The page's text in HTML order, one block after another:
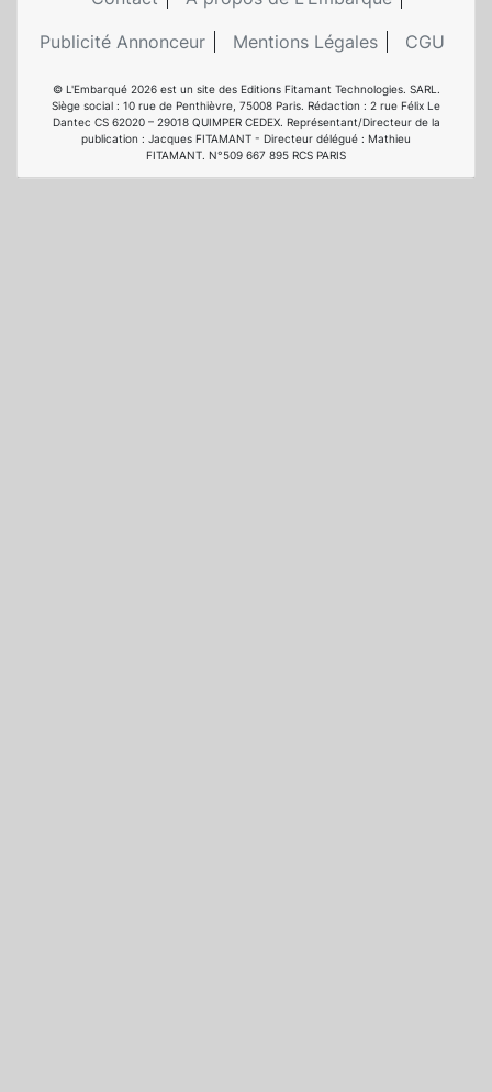
Publicité Annonceur
Mentions Légales CGU
© L'Embarqué 2026 est un site des Editions Fitamant Technologies. SARL.
Siège social : 10 rue de Penthièvre, 75008 Paris. Rédaction : 2 rue Félix Le
Dantec CS 62020 – 29018 QUIMPER CEDEX. Représentant/Directeur de la
publication : Jacques FITAMANT - Directeur délégué : Mathieu
FITAMANT. N°509 667 895 RCS PARIS